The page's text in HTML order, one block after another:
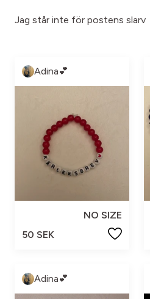
Jag står inte för postens slarv
Adina💕
NO SIZE
50 SEK
Adina💕